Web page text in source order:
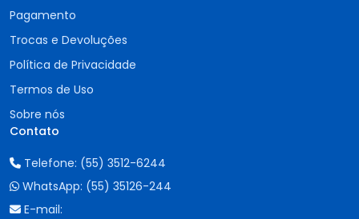
Pagamento
Trocas e Devoluções
Política de Privacidade
Termos de Uso
Sobre nós
Contato
Telefone: (55) 3512-6244
WhatsApp: (55) 35126-244
E-mail: